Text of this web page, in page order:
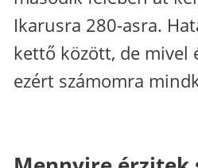
Ikarusra 280-asra.
kettő között, de mivel
ezért számomra